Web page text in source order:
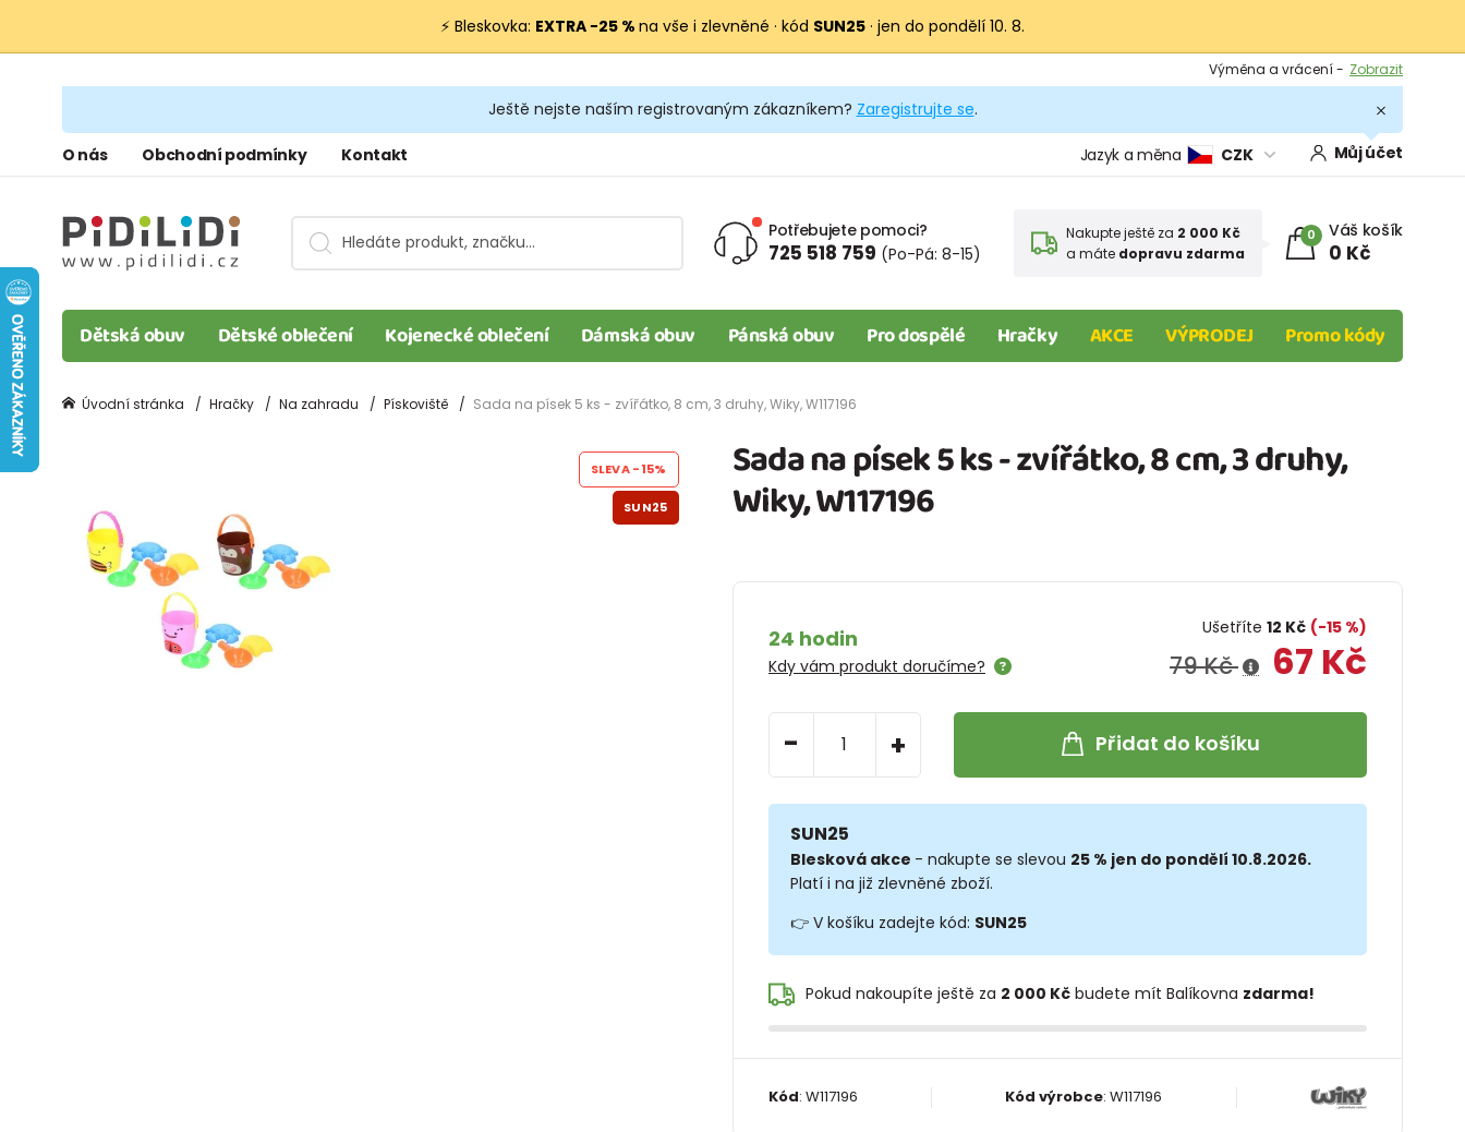
⚡ Bleskovka: EXTRA −25 % na vše i zlevněné · kód SUN25 · jen do pondělí 10. 8.
Výměna a vrácení - Zobrazit
Podmínky
Ještě nejste naším registrovaným zákazníkem? Zaregistrujte se.
O nás Obchodní podmínky Kontakt Jazyk a měna CZK Můj účet
Potřebujete pomoci?
725 518 759 (Po-Pá: 8-15)
Nakupte ještě za 2 000 Kč
a máte dopravu zdarma
0 Váš košík
0 Kč
Dětská obuv Dětské oblečení Kojenecké oblečení Dámská obuv Pánská obuv Pro dospělé Hračky AKCE VÝPRODEJ Promo kódy
Úvodní stránka Hračky Na zahradu Pískoviště Sada na písek 5 ks - zvířátko, 8 cm, 3 druhy, Wiky, W117196
Sada na písek 5 ks - zvířátko, 8 cm, 3 druhy,
Wiky, W117196
24 hodin
Kdy vám produkt doručíme?
Ušetříte12 Kč (-15 %)
79 Kč 67 Kč
- + Přidat do košíku
SUN25
Blesková akce - nakupte se slevou 25 % jen do pondělí 10.8.2026.
Platí i na již zlevněné zboží.
👉 V košíku zadejte kód: SUN25
Pokud nakoupíte ještě za 2 000 Kčbudete mít Balíkovna zdarma!
Kód: W117196 Kód výrobce:W117196
SLEVA-15%
SUN25